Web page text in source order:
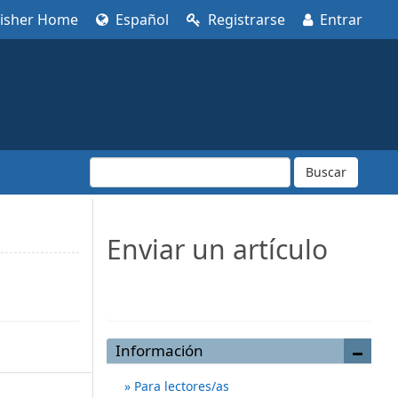
Home Español Registrarse Entrar
Buscar
Enviar un artículo
Información
Para lectores/as